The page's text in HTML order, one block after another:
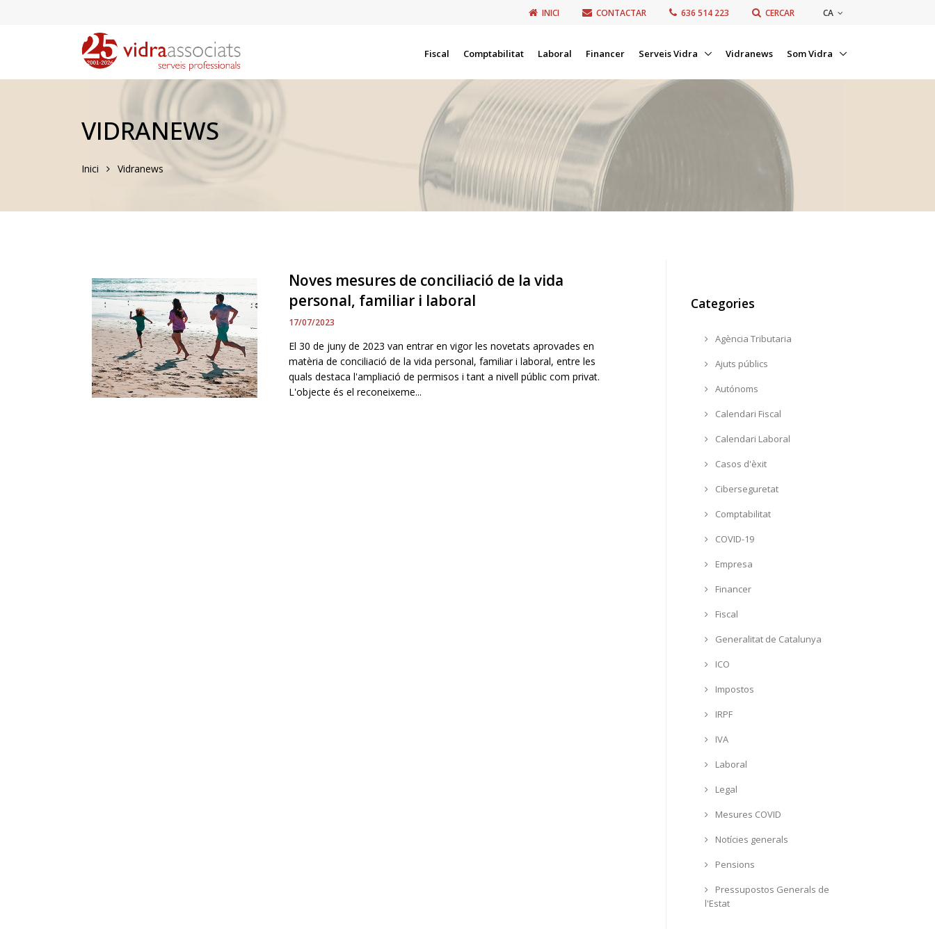
INICI CONTACTAR 636 514 223 CERCAR CA
Fiscal Comptabilitat Laboral Financer Serveis Vidra Vidranews Som Vidra
VIDRANEWS
Inici Vidranews
Noves mesures de conciliació de la vida
personal, familiar i laboral
17/07/2023
El 30 de juny de 2023 van entrar en vigor les novetats aprovades en
matèria de conciliació de la vida personal, familiar i laboral, entre les
quals destaca l'ampliació de permisos i tant a nivell públic com privat.
L'objecte és el reconeixeme...
Categories
Agència Tributaria
Ajuts públics
Autónoms
Calendari Fiscal
Calendari Laboral
Casos d'èxit
Ciberseguretat
Comptabilitat
COVID-19
Empresa
Financer
Fiscal
Generalitat de Catalunya
ICO
Impostos
IRPF
IVA
Laboral
Legal
Mesures COVID
Notícies generals
Pensions
Pressupostos Generals de
l'Estat